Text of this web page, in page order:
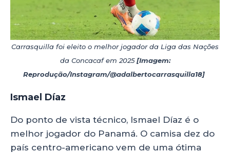
Carrasquilla foi eleito o melhor jogador da Liga das Nações
da Concacaf em 2025[Imagem:
Reprodução/Instagram/@adalbertocarrasquilla18]
Ismael Díaz
Do ponto de vista técnico, Ismael Díaz é o
melhor jogador do Panamá. O camisa dez do
país centro-americano vem de uma ótima